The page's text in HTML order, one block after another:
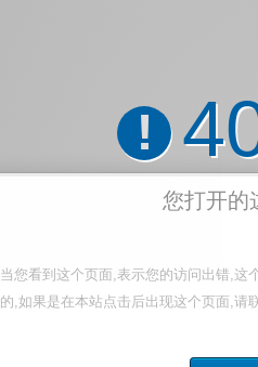
!
您打开的
当您看到这个页面,表示您的访问出错,这
的,如果是在本站点击后出现这个页面,请